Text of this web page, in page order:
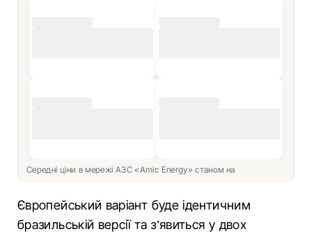
Середні ціни в мережі АЗС «Amic Energy» станом на
Європейський варіант буде ідентичним
бразильській версії та з’явиться у двох